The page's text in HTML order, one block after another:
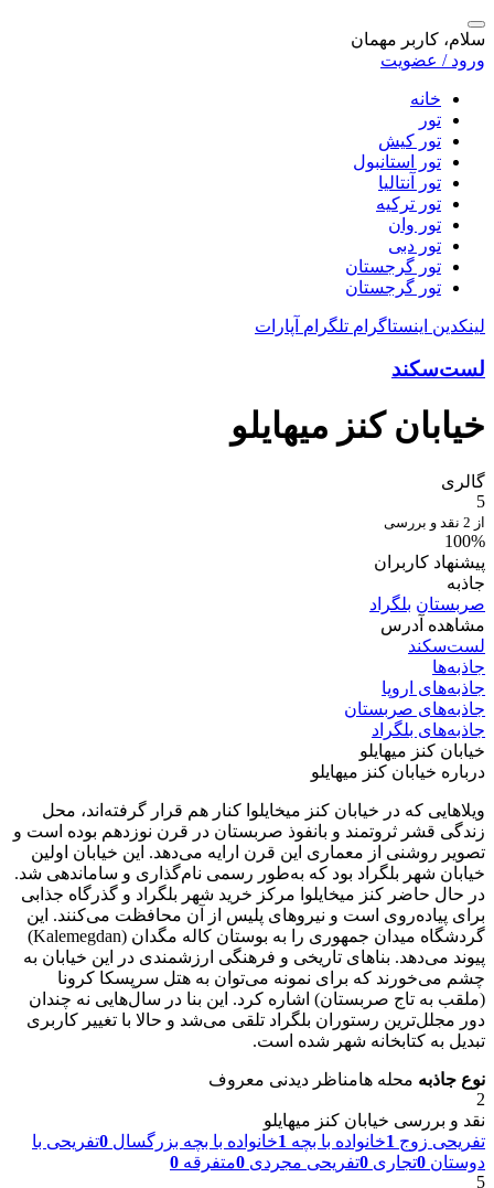
سلام، کاربر مهمان
ورود / عضویت
خانه
تور
تور کیش
تور استانبول
تور آنتالیا
تور ترکیه
تور وان
تور دبی
تور گرجستان
تور گرجستان
لینکدین اینستاگرام تلگرام آپارات
لست‌سکند
خيابان كنز ميهايلو
گالری
5
از 2 نقد و بررسی
100%
پیشنهاد کاربران
جاذبه
صربستان بلگراد
مشاهده آدرس
لست‌سکند
جاذبه‌ها
جاذبه‌های اروپا
جاذبه‌های صربستان
جاذبه‌های بلگراد
خيابان كنز ميهايلو
درباره خيابان كنز ميهايلو
ویلاهایی که در خیابان کنز میخایلوا کنار هم قرار گرفته‌اند، محل
زندگی قشر ثروتمند و بانفوذ صربستان در قرن نوزدهم بوده است و
تصویر روشنی از معماری این قرن ارایه می‌دهد. این خیابان اولین
خیابان شهر بلگراد بود که به‌طور رسمی نام‌گذاری و ساماندهی شد.
در حال حاضر کنز میخایلوا مرکز خريد شهر بلگراد و گذرگاه جذابی
برای پیاده‌روی است و نیروهای پلیس از آن محافظت می‌کنند. این
گردشگاه میدان جمهوری را به بوستان كاله مگدان (Kalemegdan)
پیوند می‌دهد. بناهای تاریخی و فرهنگی ارزشمندی در این خیابان به
چشم می‌خورند که برای نمونه می‌توان به هتل سرپسکا کرونا
(ملقب به تاج صربستان) اشاره کرد. این بنا در سال‌هایی نه‌ چندان
دور مجلل‌ترین رستوران بلگراد تلقی می‌شد و حالا با تغییر کاربری
تبدیل به کتابخانه شهر شده است.
نوع جاذبه محله هامناظر دیدنی معروف
2
نقد و بررسی خيابان كنز ميهايلو
تفریحی زوج 1خانواده با بچه 1خانواده با بچه بزرگسال 0تفریحی با
دوستان 0تجاری 0تفریحی مجردی 0متفرقه 0
5